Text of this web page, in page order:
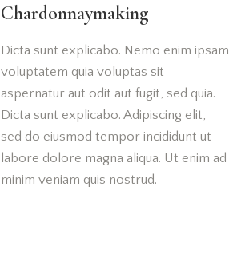
Chardonnaymaking
Dicta sunt explicabo. Nemo enim ipsam
voluptatem quia voluptas sit
aspernatur aut odit aut fugit, sed quia.
Dicta sunt explicabo. Adipiscing elit,
sed do eiusmod tempor incididunt ut
labore dolore magna aliqua. Ut enim ad
minim veniam quis nostrud.